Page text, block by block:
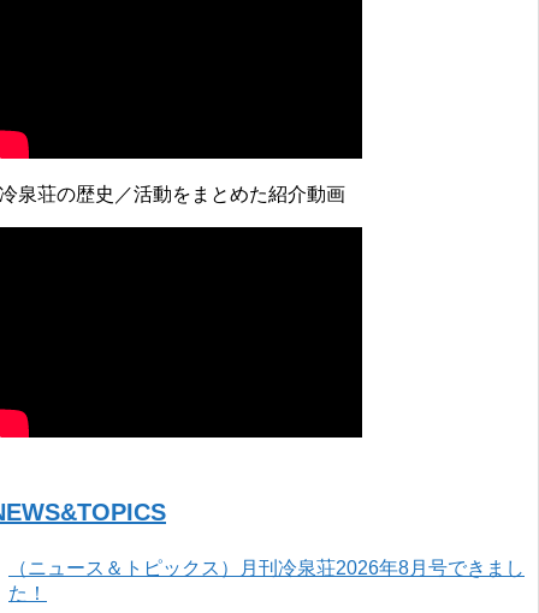
泉荘の歴史／活動をまとめた紹介動画
（ニュース＆トピックス）月刊冷泉荘2026年8月号できまし
た！